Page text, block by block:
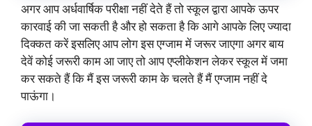
अगर आप अर्धवार्षिक परीक्षा नहीं देते हैं तो स्कूल द्वारा आपके ऊपर
कारवाई की जा सकती है और हो सकता है कि आगे आपके लिए ज्यादा
दिक्कत करें इसलिए आप लोग इस एग्जाम में जरूर जाएगा अगर बाय
देवें कोई जरूरी काम आ जाए तो आप एप्लीकेशन लेकर स्कूल में जमा
कर सकते हैं कि मैं इस जरूरी काम के चलते हैं मैं एग्जाम नहीं दे
पाऊंगा।